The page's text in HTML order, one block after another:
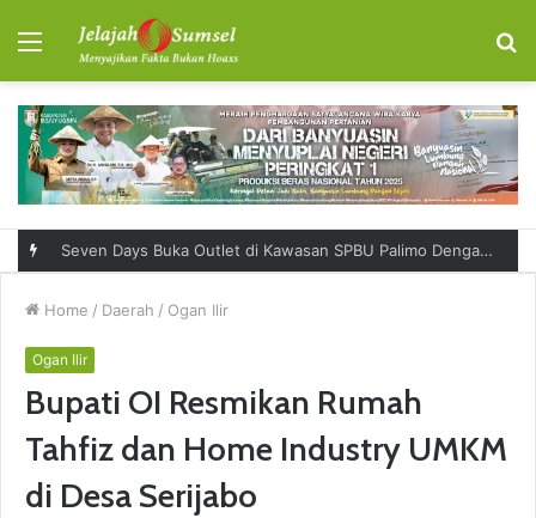
Menu
Seven Days Buka Outlet di Kawasan SPBU Palimo Dengan Konsep One Stop Hangout Destination
Home / Daerah / Ogan Ilir
Ogan Ilir
Bupati OI Resmikan Rumah
Tahfiz dan Home Industry UMKM
di Desa Serijabo